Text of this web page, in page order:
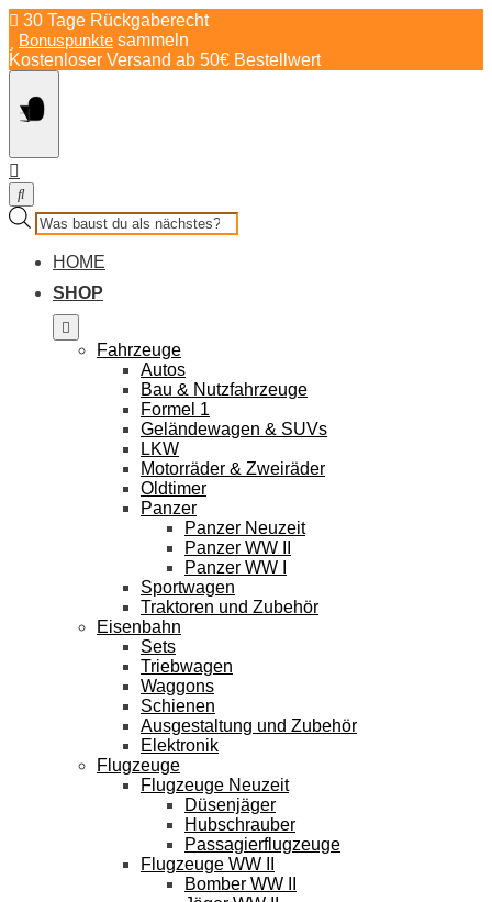
Springe
zum
Inhalt
30 Tage Rückgaberecht
Bonuspunkte sammeln
Kostenloser Versand ab 50€ Bestellwert
Products
search
HOME
SHOP
Fahrzeuge
Autos
Bau & Nutzfahrzeuge
Formel 1
Geländewagen & SUVs
LKW
Motorräder & Zweiräder
Oldtimer
Panzer
Panzer Neuzeit
Panzer WW II
Panzer WW I
Sportwagen
Traktoren und Zubehör
Eisenbahn
Sets
Triebwagen
Waggons
Schienen
Ausgestaltung und Zubehör
Elektronik
Flugzeuge
Flugzeuge Neuzeit
Düsenjäger
Hubschrauber
Passagierflugzeuge
Flugzeuge WW II
Bomber WW II